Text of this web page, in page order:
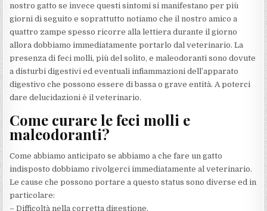
nostro gatto se invece questi sintomi si manifestano per più
giorni di seguito e soprattutto notiamo che il nostro amico a
quattro zampe spesso ricorre alla lettiera durante il giorno
allora dobbiamo immediatamente portarlo dal veterinario. La
presenza di feci molli, più del solito, e maleodoranti sono dovute
a disturbi digestivi ed eventuali infiammazioni dell’apparato
digestivo che possono essere di bassa o grave entità. A poterci
dare delucidazioni è il veterinario.
Come curare le feci molli e
maleodoranti?
Come abbiamo anticipato se abbiamo a che fare un gatto
indisposto dobbiamo rivolgerci immediatamente al veterinario.
Le cause che possono portare a questo status sono diverse ed in
particolare:
– Difficoltà nella corretta digestione.